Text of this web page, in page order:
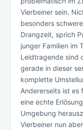
Vierbeiner sein.
besonders
Drangzeit, sprich
junger Familien im
Leidtragende sind
gerade in dieser
komplette
Andererseits ist es
eine echte
Umgebung
Vierbeiner nun